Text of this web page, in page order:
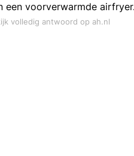
een voorverwarmde
volledig antwoord op ah.nl